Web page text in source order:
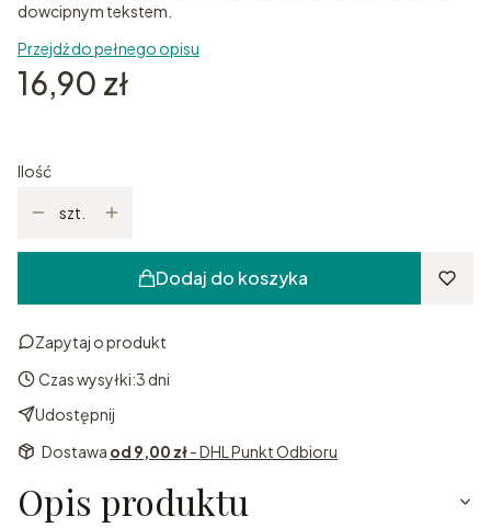
dowcipnym tekstem.
Przejdź do pełnego opisu
Cena
16,90 zł
Ilość
szt.
Dodaj do koszyka
Zapytaj o produkt
Czas wysyłki:3 dni
Udostępnij
Dostawa od 9,00 zł- DHL Punkt Odbioru
Opis produktu